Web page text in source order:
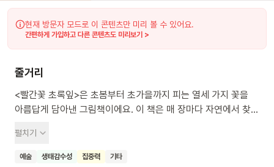
현재 방문자 모드로 이 콘텐츠만 미리 볼 수 있어요.
간편하게 가입하고 다른 콘텐츠도 미리보기 >
줄거리
<빨간꽃 초록잎>은 초봄부터 초가을까지 피는 열세 가지 꽃을
아름답게 담아낸 그림책이에요. 이 책은 매 장마다 자연에서 찾은
그림은 우리 고유의 색을 섬세하게 표현했어요. 특히 눈에 띄는
점은 각 꽃의 빨간색과 초록색 잎의 대비를 통해 자연의
펼치기
예술 생태감수성 집중력 기타